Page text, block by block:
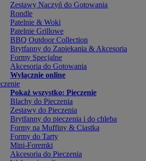
Zestawy Naczyń do Gotowania
Rondle
Patelnie & Woki
Patelnie Grillowe
BBQ Outdoor Collection
Brytfanny do Zapiekania & Akcesoria
Formy Specjalne
Akcesoria do Gotowania
Wyłącznie online
Pokaż wszystko: Pieczenie
Blachy do Pieczenia
Zestawy do Pieczenia
Brytfanny do pieczenia i do chleba
Formy na Muffiny & Ciastka
Formy do Tarty
Mini-Foremki
Akcesoria do Pieczenia